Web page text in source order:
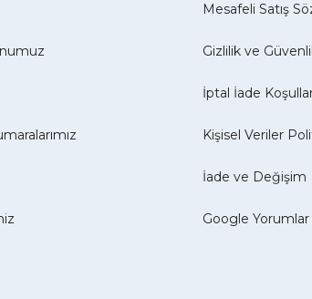
Mesafeli Satış
Gizlilik ve
İptal İade
Kişisel Veriler
İade ve Değişim
Google Yorumlar